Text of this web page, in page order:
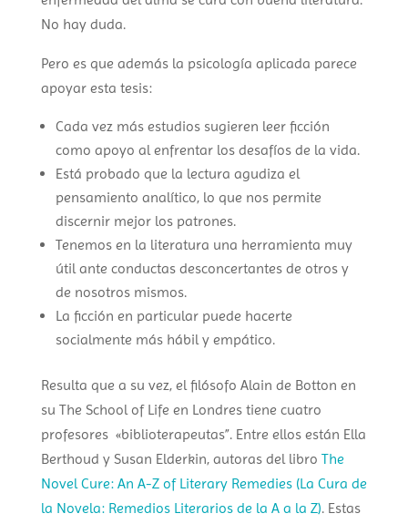
No hay duda.
Pero es que además la psicología aplicada parece
apoyar esta tesis:
Cada vez más estudios sugieren leer ficción
como apoyo al enfrentar los desafíos de la vida.
Está probado que la lectura agudiza el
pensamiento analítico, lo que nos permite
discernir mejor los patrones.
Tenemos en la literatura una herramienta muy
útil ante conductas desconcertantes de otros y
de nosotros mismos.
La ficción en particular puede hacerte
socialmente más hábil y empático.
Resulta que a su vez, el filósofo Alain de Botton en
su The School of Life en Londres tiene cuatro
profesores «biblioterapeutas”. Entre ellos están Ella
Berthoud y Susan Elderkin, autoras del libro The
Novel Cure: An A-Z of Literary Remedies (La Cura de
la Novela: Remedios Literarios de la A a la Z). Estas